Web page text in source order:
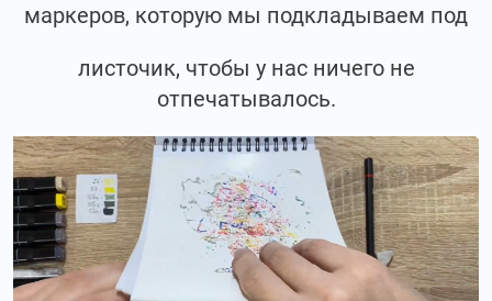
маркеров, которую мы подкладываем под
листочик, чтобы у нас ничего не
отпечатывалось.